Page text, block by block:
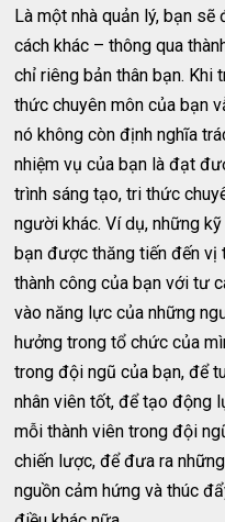
Là một nhà quản lý, bạn
cách khác – thông qua
chỉ riêng bản thân bạn. Khi
thức chuyên môn của bạn
nó không còn định nghĩa
nhiệm vụ của bạn là đạt
trình sáng tạo, tri thức
người khác. Ví dụ, những
bạn được thăng tiến đến vị
thành công của bạn với tư
vào năng lực của những
hưởng trong tổ chức của
trong đội ngũ của bạn, để
nhân viên tốt, để tạo động
mỗi thành viên trong đội
chiến lược, để đưa ra
nguồn cảm hứng và thúc